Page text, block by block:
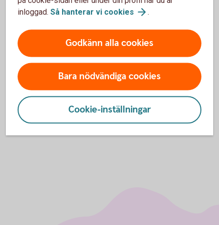
Kontakta oss
Hittabankkontor
Ring 0771-33 44
Anslut till
internetbanken
inloggad. Så hanterar vi cookies .
Godkänn alla cookies
Bara nödvändiga cookies
Cookie-inställningar